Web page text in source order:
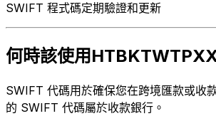
SWIFT 程式碼定期驗證和更新
何時該使用
SWIFT 代碼用於確保您在跨境匯款或收
的 SWIFT 代碼屬於收款銀行。